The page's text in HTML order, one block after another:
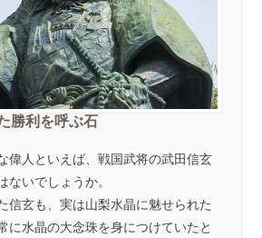
勝利を呼ぶ石
偉人といえば、戦国武将の武田信玄
ないでしょうか。
信玄も、実は山梨水晶に魅せられた
に水晶の大念珠を身につけていたと